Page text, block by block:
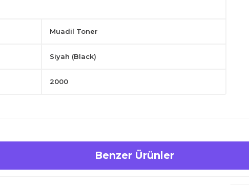
Muadil Toner
Siyah (Black)
2000
Benzer Ürünler